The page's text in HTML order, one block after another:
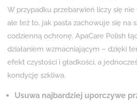
W przypadku przebarwień liczy się
ale też to, jak pasta zachowuje się na
codzienną ochronę. ApaCare Polish
działaniem wzmacniającym – dzięki
efekt czystości i gładkości, a
kondycję szkliwa.
Usuwa najbardziej uporczywe